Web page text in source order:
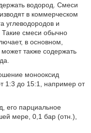
водород. Смеси
в коммерческом
углеводородов и
Такие смеси обычно
в основном,
также содержать
монооксид
1:3 до 15:1, например от
его парциальное
мере, 0,1 бар (отн.),